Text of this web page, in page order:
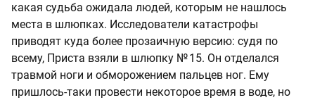
какая судьба ожидала людей, которым не нашлось
места в шлюпках. Исследователи катастрофы
приводят куда более прозаичную версию: судя по
всему, Приста взяли в шлюпку № 15. Он отделался
травмой ноги и обморожением пальцев ног. Ему
пришлось-таки провести некоторое время в воде, но